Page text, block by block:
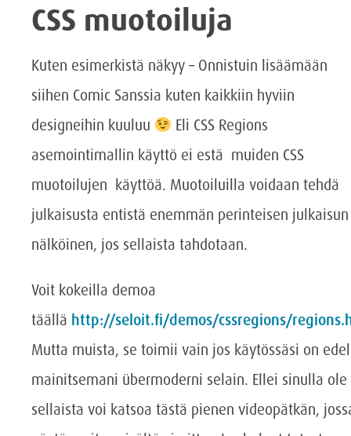
CSS muotoiluja
Kuten esimerkistä näkyy – Onnistuin lisäämään
siihen Comic Sanssia kuten kaikkiin hyviin
designeihin kuuluu
Eli CSS Regions
asemointimallin käyttö ei estä muiden CSS
muotoilujen käyttöä. Muotoiluilla voidaan tehdä
julkaisusta entistä enemmän perinteisen julkaisun
nälköinen, jos sellaista tahdotaan.
Voit kokeilla demoa
täällä http://seloit.fi/demos/cssregions/
Mutta muista, se toimii vain jos käytössäsi on
mainitsemani übermoderni selain. Ellei sinulla ole
sellaista voi katsoa tästä pienen videopätkän,